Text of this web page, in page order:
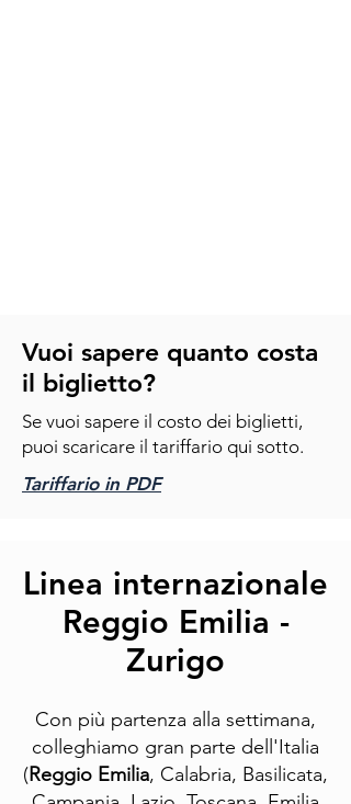
Vuoi sapere quanto costa
il biglietto?
Se vuoi sapere il costo dei biglietti,
puoi scaricare il tariffario qui sotto.
Tariffario in PDF
Linea internazionale
Reggio Emilia -
Zurigo
Con più partenza alla settimana,
colleghiamo gran parte dell'Italia
(Reggio Emilia, Calabria, Basilicata,